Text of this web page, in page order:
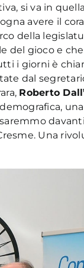
si va in
avere il
della
del gioco e
i giorni è
dal
Roberto
Una